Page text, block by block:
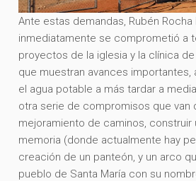
Ante estas demandas, Rubén Rocha
inmediatamente se comprometió a
proyectos de la iglesia y la clínica
que muestran avances
el agua potable a más tardar a
otra serie de compromisos que van
mejoramiento de caminos, construir
memoria (donde actualmente hay
creación de un panteón, y un arco
pueblo de Santa María con su